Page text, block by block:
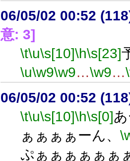
06/05/02 00:52
意: 3]
\t\u\s[10]\h\s[23]
\u\w9\w9…\w9…
06/05/02 00:52
\t\u\s[10]\h\s[0]
ぁぁぁぁーん、
ぷぁぁぁぁぁぁ